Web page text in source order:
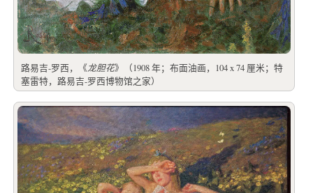
路易吉-罗西，《龙胆花》（1908 年；布面油画，104 x 74 厘米；特
塞雷特，路易吉-罗西博物馆之家）